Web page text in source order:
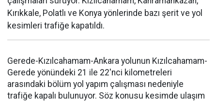
Kırıkkale, Polatlı ve Konya yönlerinde bazı şerit ve yol
kesimleri trafiğe kapatıldı.
Gerede-Kızılcahamam-Ankara yolunun Kızılcahamam-
Gerede yönündeki 21 ile 22'nci kilometreleri
arasındaki bölüm yol yapım çalışması nedeniyle
trafiğe kapalı bulunuyor. Söz konusu kesimde ulaşım